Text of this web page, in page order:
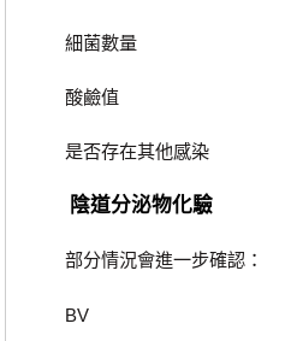
細菌數量
酸鹼值
是否存在其他感染
陰道分泌物化驗
部分情況會進一步確認：
BV